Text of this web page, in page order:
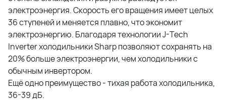
электроэнергия. Скорость его вращения имеет целых
36 ступеней и меняется плавно, что экономит
электроэнергию. Благодаря технологии J-Tech
Inverter холодильники Sharp позволяют сохранять на
20% больше электроэнергии, чем холодильники с
обычным инвертором.
Ещё одно преимущество - тихая работа холодильника,
36-39 дБ.